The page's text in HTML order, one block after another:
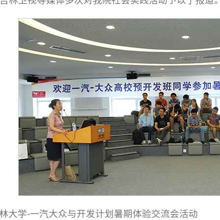
大学-一汽大众与开发计划暑期体验交流会活动